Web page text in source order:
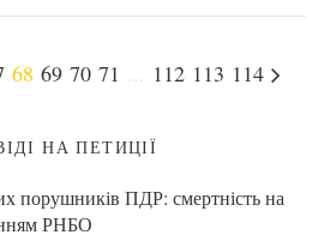
68 69 70 71 112 113 114
НА ПЕТИЦІЇ
порушників ПДР: смертність на
РНБО